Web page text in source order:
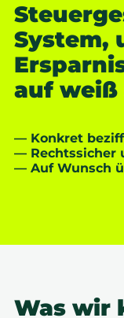
System,
auf weiß
— Konkret
— Rechtssicher
— Auf Wunsch
Was wir